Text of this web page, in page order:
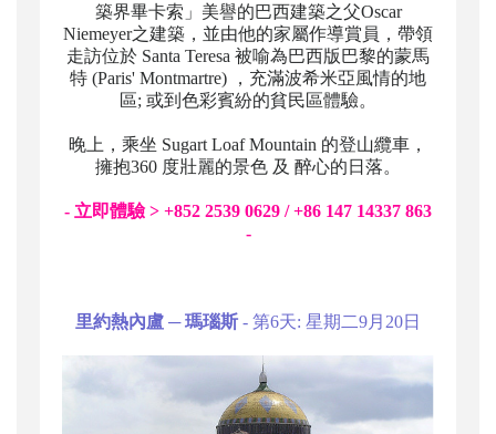
築界畢卡索」美譽的巴西建築之父Oscar
Niemeyer之建築，並由他的家屬作導賞員，帶領
走訪位於 Santa Teresa 被喻為巴西版巴黎的蒙馬
特 (Paris' Montmartre) ，充滿波希米亞風情的地
區; 或到色彩賓紛的貧民區體驗。
晚上，乘坐 Sugart Loaf Mountain 的登山纜車，
擁抱360 度壯麗的景色 及 醉心的日落。
- 立即體驗 > +852 2539 0629 / +86 147 14337 863
-
里約熱內盧 ─ 瑪瑙斯 - 第6天: 星期二9月20日